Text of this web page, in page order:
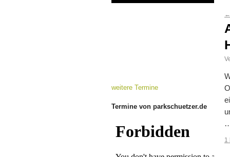
←
1
weitere Termine
Termine von parkschuetzer.de